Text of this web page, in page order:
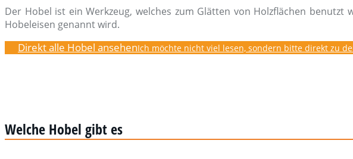
Der Hobel ist ein Werkzeug, welches zum Glätten von Holzflächen
Hobeleisen genannt wird.
Direkt alle Hobel ansehenIch möchte nicht viel lesen, sondern bitte direkt zu
Welche Hobel gibt es